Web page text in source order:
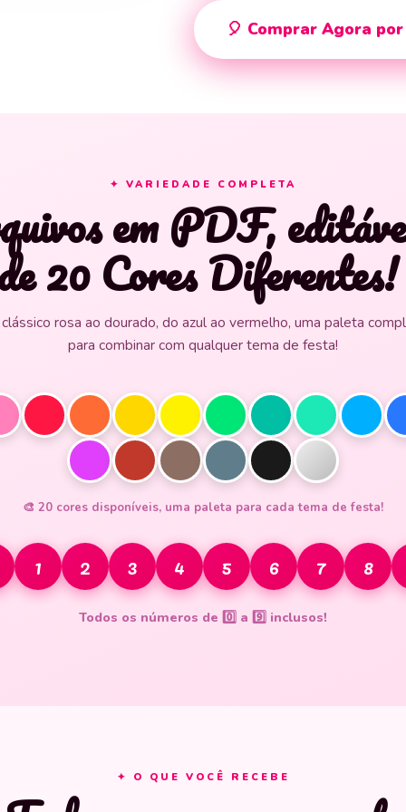
🎈 Comprar Agora
✦ VARIEDADE COMPLETA
em PDF,
20 Cores
rosa ao dourado, do azul ao vermelho, uma paleta
para combinar com qualquer tema de festa!
🎨 20 cores disponíveis, uma paleta para cada tema de festa!
1 2 3 4 5 6 7 8
Todos os números de 0️⃣ a 9️⃣ inclusos!
✦ O QUE VOCÊ RECEBE